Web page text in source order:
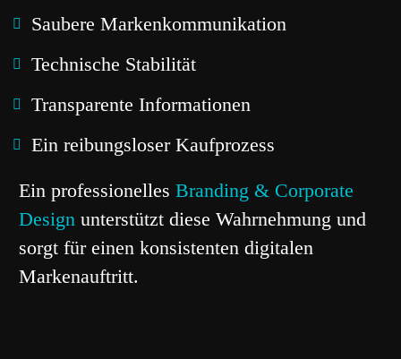
Saubere Markenkommunikation
Technische Stabilität
Transparente Informationen
Ein reibungsloser Kaufprozess
Ein professionelles Branding & Corporate
Design unterstützt diese Wahrnehmung und
sorgt für einen konsistenten digitalen
Markenauftritt.